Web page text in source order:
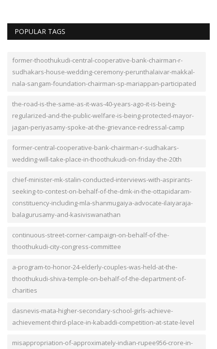
POPULAR TAGS
former-thoothukudi-central-cooperative-bank-chairman-r-
sudhakars-house-wedding-ceremony-perunthalaivar-makkal-
nala-sangam-foundation-chairman-sp-mariappan-participated
the-road-is-the-same-as-it-was-40-years-ago-it-is-being-
regularized-and-the-public-welfare-is-being-protected-mayor-
jagan-periyasamy-spoke-at-the-grievance-redressal-camp
former-central-cooperative-bank-chairman-r-sudhakars-
wedding-will-take-place-in-thoothukudi-on-friday-the-20th
chief-minister-mk-stalin-conducted-interviews-with-aspirants-
seeking-to-contest-on-behalf-of-the-dmk-in-the-ottapidaram-
constituency-including-mla-shanmugaiya-advocate-ilaiyaraja-
balagurusamy-and-kasiviswanathan
continuous-street-corner-campaign-on-behalf-of-the-
thoothukudi-city-congress-committee
a-program-to-honor-24-elderly-couples-was-held-at-the-
thoothukudi-shiva-temple-on-behalf-of-the-department-of-
charities
dasnevis-mata-higher-secondary-school-girls-achieve-
achievement-third-place-in-kabaddi-competition-at-state-level
misappropriation-of-approximately-indian-rupee956-crore-in-